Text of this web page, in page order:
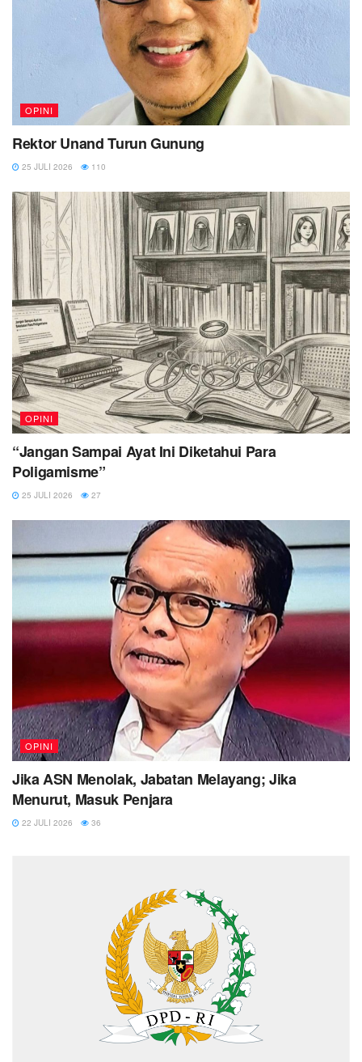
OPINI
Rektor Unand Turun Gunung
25 JULI 2026 110
OPINI
“Jangan Sampai Ayat Ini Diketahui Para
Poligamisme”
25 JULI 2026 27
OPINI
Jika ASN Menolak, Jabatan Melayang; Jika
Menurut, Masuk Penjara
22 JULI 2026 36